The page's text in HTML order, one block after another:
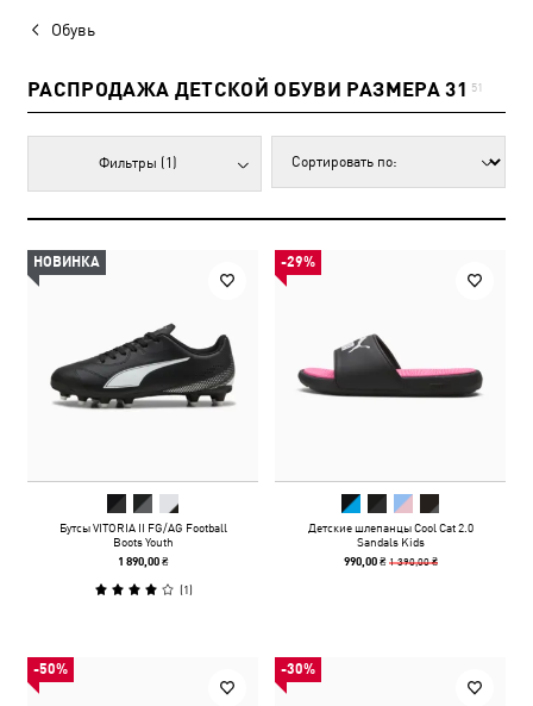
Обувь
РАСПРОДАЖА ДЕТСКОЙ ОБУВИ РАЗМЕРА 31 51
Фильтры (1)
НОВИНКА
Бутсы VITORIA II FG/AG Football
Boots Youth
1 890,00 ₴
(1)
-29%
Детские шлепанцы Cool Cat 2.0
Sandals Kids
990,00 ₴ 1 390,00 ₴
-50% -30%